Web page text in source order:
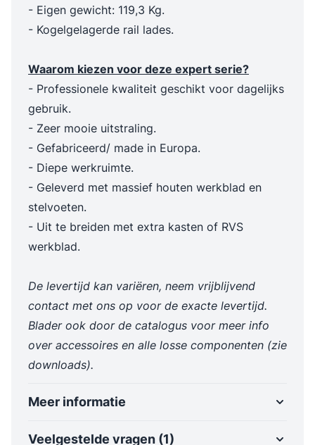
- Eigen gewicht: 119,3 Kg.
- Kogelgelagerde rail lades.
Waarom kiezen voor deze expert serie?
- Professionele kwaliteit geschikt voor dagelijks
gebruik.
- Zeer mooie uitstraling.
- Gefabriceerd/ made in Europa.
- Diepe werkruimte.
- Geleverd met massief houten werkblad en
stelvoeten.
- Uit te breiden met extra kasten of RVS
werkblad.
De levertijd kan variëren, neem vrijblijvend
contact met ons op voor de exacte levertijd.
Blader ook door de catalogus voor meer info
over accessoires en alle losse componenten (zie
downloads).
Meer informatie
Veelgestelde vragen (1)